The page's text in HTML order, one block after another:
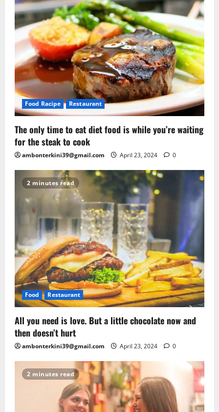
Food Racipe Restaurant
The only time to eat diet food is while you’re waiting
for the steak to cook
ambonterkini39@gmail.com April 23, 2024 0
2 minutes read
Food Restaurant
All you need is love. But a little chocolate now and
then doesn’t hurt
ambonterkini39@gmail.com April 23, 2024 0
2 minutes read